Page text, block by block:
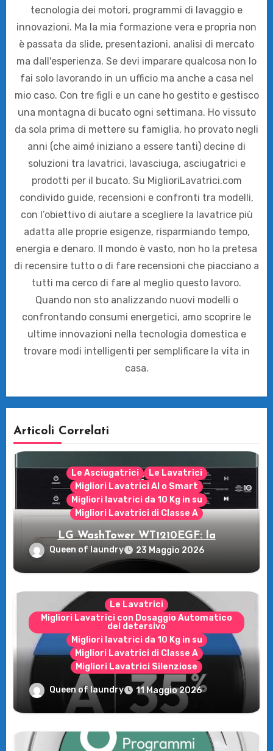
tecnologia dei motori, programmi di lavaggio e
innovazioni. Ma la mia formazione vera e propria non
è passata da slide, presentazioni, analisi di mercato
ma dall'esperienza. Se devi imparare qualcosa non lo
fai solo lavorando in un ufficio ma anche a casa nel
mio caso. Con tre figli e un cane ho gestito e gestisco
una montagna di bucato ogni settimana. Ho vissuto
da sola prima di mettere su famiglia, ho provato negli
anni (che aimé iniziano a essere tanti) decine di
soluzioni tra lavatrici, lavasciuga, asciugatrici e
prodotti per il bucato. Su MiglioriLavatrici.com
condivido guide, recensioni e confronti tra modelli,
con l’obiettivo di aiutare a scegliere la lavatrice più
adatta alle proprie esigenze, risparmiando tempo,
energia e denaro. Il mondo è vasto, non ho la pretesa
di recensire tutto o di fare recensioni che piacciano a
tutti ma cerco di fare al meglio questo lavoro.
Quando non sto analizzando nuovi modelli o
confrontando consumi energetici, amo scoprire le
ultime innovazioni nella tecnologia domestica e
trovare modi intelligenti per semplificare la vita in
casa.
Articoli Correlati
Le Asciugatrici
Le Lavatrici
Migliori Lavatrici AI o Smart
Migliori lavatrici da 10 Kg in su
Migliori Lavatrici di Classe A
LG WashTower WT1210EGF: la
rivoluzione intelligente per il tuo bucato!
Queen of laundry 23 Maggio 2026
Le Lavatrici
Migliori Lavatrici con Dosaggio Automatico
del detersivo
Migliori lavatrici da 10 Kg in su
Migliori Lavatrici di Classe A
Migliori Lavatrici Silenziose
Recensione della Lavatrice Candy
MultiWash: Innovazione e flessibilità a
casa tua!
Queen of laundry 11 Maggio 2026